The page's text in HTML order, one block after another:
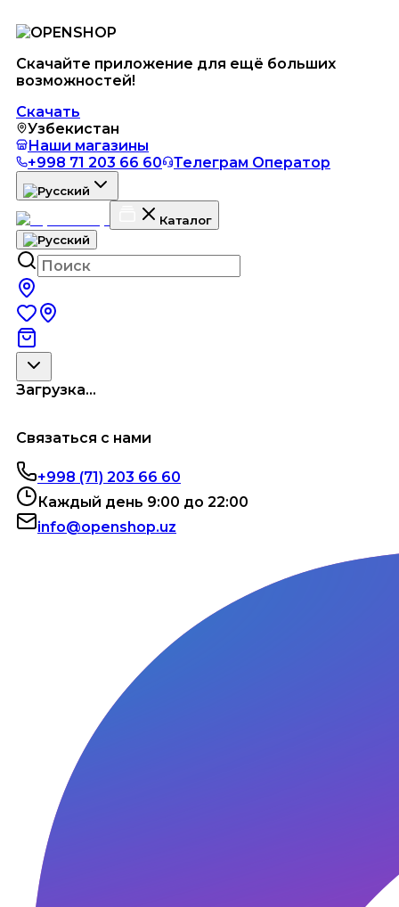
Скачайте приложение для ещё больших
возможностей!
Скачать
Узбекистан
Наши магазины
+998 71 203 66 60
Телеграм Оператор
Каталог
Загрузка...
Связаться с нами
+998 (71) 203 66 60
Каждый день 9:00 до 22:00
info@openshop.uz